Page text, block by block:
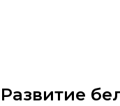
Развитие